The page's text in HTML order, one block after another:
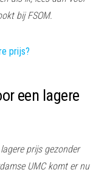
bij FSOM.
een lagere
prijs gezonder
UMC komt er nu